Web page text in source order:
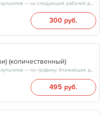
Продолжительность минут, готовность результатов — на следующий рабочий день, после 15:00
300 руб.
(количественный)
Продолжительность минут, готовность результатов — по графику, ближайшие даты: 07.08.26, 14.08.26, 21.08.26, 28.08.26, результат на следующий рабочий день
495 руб.